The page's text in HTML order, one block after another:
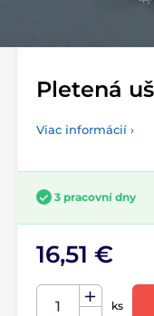
Pletená
Viac informácií ›
3 pracovní dny
16,51 €
ks